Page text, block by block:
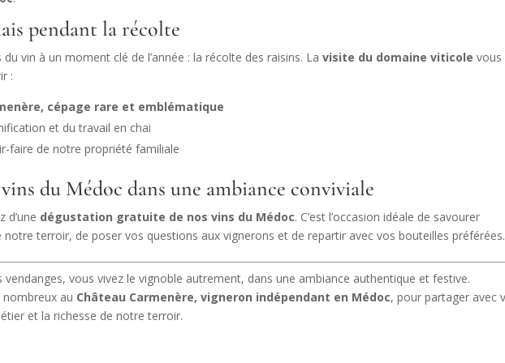
pendant la récolte
du vin à un moment clé de l’année : la récolte des raisins. Lavisite du domaine viticole vous
:
cépage rare et emblématique
et du travail en chai
faire de notre propriété familiale
du Médoc dans une ambiance conviviale
d’une dégustation gratuite de nos vins du Médoc. C’est l’occasion idéale de savourer
notre terroir, de poser vos questions aux vignerons et de repartir avec vos bouteilles préférées.
vendanges, vous vivez le vignoble autrement, dans une ambiance authentique et festive.
au Château Carmenère, vigneron indépendant en Médoc, pour partager avec
et la richesse de notre terroir.